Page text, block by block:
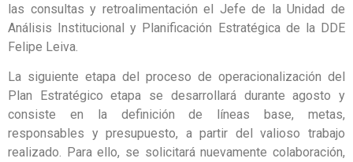
las consultas y retroalimentación el Jefe de la Unidad de
Análisis Institucional y Planificación Estratégica de la DDE
Felipe Leiva.
La siguiente etapa del proceso de operacionalización del
Plan Estratégico etapa se desarrollará durante agosto y
consiste en la definición de líneas base, metas,
responsables y presupuesto, a partir del valioso trabajo
realizado. Para ello, se solicitará nuevamente colaboración,